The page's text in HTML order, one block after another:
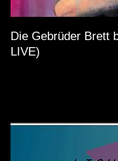
Die Gebrüder Brett
LIVE)